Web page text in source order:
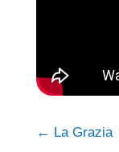
← La Grazia